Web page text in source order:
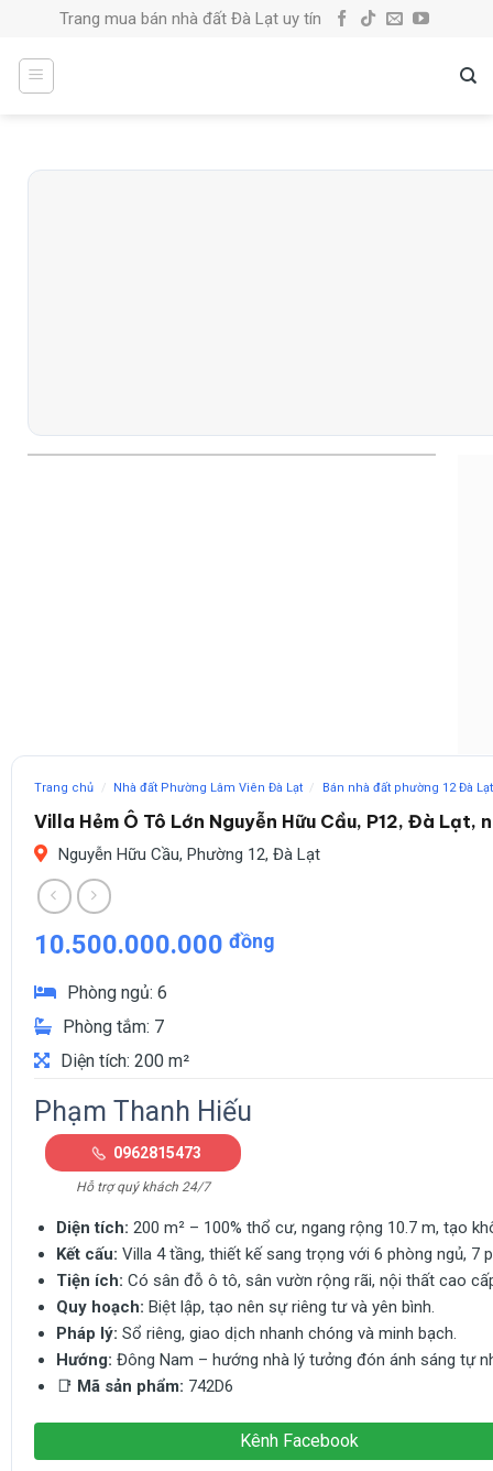
content
Trang mua bán nhà đất Đà Lạt uy tín
Trang chủ / Nhà đất Phường Lâm Viên Đà Lạt / Bán nhà đất phường 12 Đà Lạt
Villa Hẻm Ô Tô Lớn Nguyễn Hữu Cầu, P12, Đà Lạt,
Nguyễn Hữu Cầu, Phường 12, Đà Lạt
10.500.000.000 đồng
Phòng ngủ: 6
Phòng tắm: 7
Diện tích: 200 m²
Phạm Thanh Hiếu
0962815473
Hỗ trợ quý khách 24/7
Diện tích: 200 m² – 100% thổ cư, ngang rộng 10.7 m, tạo
Kết cấu: Villa 4 tầng, thiết kế sang trọng với 6 phòng ngủ,
Tiện ích: Có sân đỗ ô tô, sân vườn rộng rãi, nội thất cao
Quy hoạch: Biệt lập, tạo nên sự riêng tư và yên bình.
Pháp lý: Sổ riêng, giao dịch nhanh chóng và minh bạch.
Hướng: Đông Nam – hướng nhà lý tưởng đón ánh sáng tự
📑 Mã sản phẩm: 742D6
Kênh Facebook